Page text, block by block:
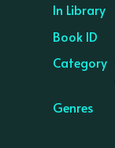
In Library
Book ID
Category
Genres